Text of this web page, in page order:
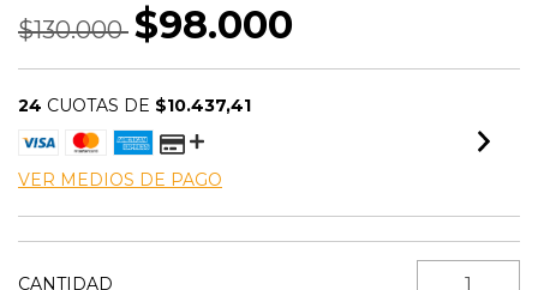
$130.000 $98.000
24 CUOTAS DE $10.437,41
VER MEDIOS DE PAGO
CANTIDAD